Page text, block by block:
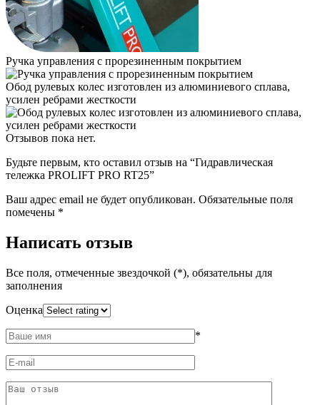
Ручка управления с прорезиненным покрытием
Обод рулевых колес изготовлен из алюминиевого сплава,
усилен ребрами жесткости
Отзывов пока нет.
Будьте первым, кто оставил отзыв на “Гидравлическая
тележка PROLIFT PRO RT25”
Ваш адрес email не будет опубликован. Обязательные поля
помечены *
Написать отзыв
Все поля, отмеченные звездочкой (*), обязательны для
заполнения
Оценка
*